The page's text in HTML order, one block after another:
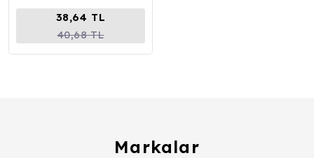
38,64 TL
40,68 TL
Markalar